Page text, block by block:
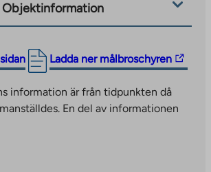
Objektinformation
Ladda ner målbroschyren
The
link
takes
you
information är från tidpunkten då
En del av informationen